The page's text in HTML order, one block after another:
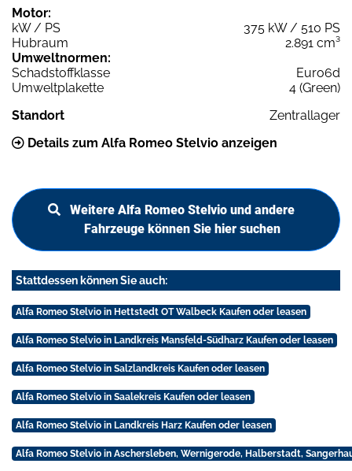
Motor:
kW / PS
375 kW / 510 PS
Hubraum
2.891 cm³
Umweltnormen:
Schadstoffklasse
Euro6d
Umweltplakette
4 (Green)
Standort
Zentrallager
Details zum Alfa Romeo Stelvio anzeigen
Weitere Alfa Romeo Stelvio und andere
Fahrzeuge können Sie hier suchen
Stattdessen können Sie auch:
Alfa Romeo Stelvio in Hettstedt OT Walbeck Kaufen oder leasen
Alfa Romeo Stelvio in Landkreis Mansfeld-Südharz Kaufen oder leasen
Alfa Romeo Stelvio in Salzlandkreis Kaufen oder leasen
Alfa Romeo Stelvio in Saalekreis Kaufen oder leasen
Alfa Romeo Stelvio in Landkreis Harz Kaufen oder leasen
Alfa Romeo Stelvio in Aschersleben, Wernigerode, Halberstadt,